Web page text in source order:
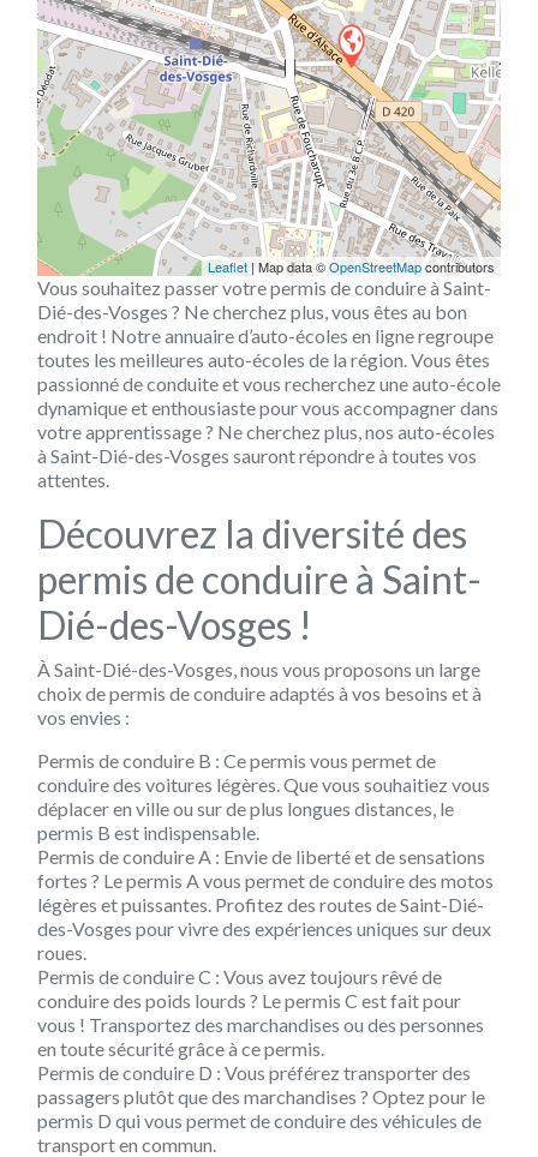
Leaflet| Map data ©OpenStreetMapcontributors
Vous souhaitez passer votre permis de conduire à Saint-
Dié-des-Vosges ? Ne cherchez plus, vous êtes au bon
endroit ! Notre annuaire d’auto-écoles en ligne regroupe
toutes les meilleures auto-écoles de la région. Vous êtes
passionné de conduite et vous recherchez une auto-école
dynamique et enthousiaste pour vous accompagner dans
votre apprentissage ? Ne cherchez plus, nos auto-écoles
à Saint-Dié-des-Vosges sauront répondre à toutes vos
attentes.
Découvrez la diversité des
permis de conduire à Saint-
Dié-des-Vosges !
À Saint-Dié-des-Vosges, nous vous proposons un large
choix de permis de conduire adaptés à vos besoins et à
vos envies :
Permis de conduire B : Ce permis vous permet de
conduire des voitures légères. Que vous souhaitiez vous
déplacer en ville ou sur de plus longues distances, le
permis B est indispensable.
Permis de conduire A : Envie de liberté et de sensations
fortes ? Le permis A vous permet de conduire des motos
légères et puissantes. Profitez des routes de Saint-Dié-
des-Vosges pour vivre des expériences uniques sur deux
roues.
Permis de conduire C : Vous avez toujours rêvé de
conduire des poids lourds ? Le permis C est fait pour
vous ! Transportez des marchandises ou des personnes
en toute sécurité grâce à ce permis.
Permis de conduire D : Vous préférez transporter des
passagers plutôt que des marchandises ? Optez pour le
permis D qui vous permet de conduire des véhicules de
transport en commun.